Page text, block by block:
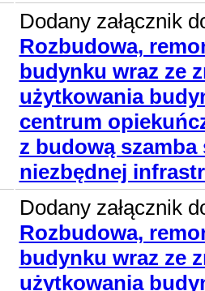
Dodany załącznik
Rozbudowa,
budynku wraz ze
użytkowania
centrum
z budową szamba
niezbędnej
Dodany załącznik
Rozbudowa,
budynku wraz ze
użytkowania